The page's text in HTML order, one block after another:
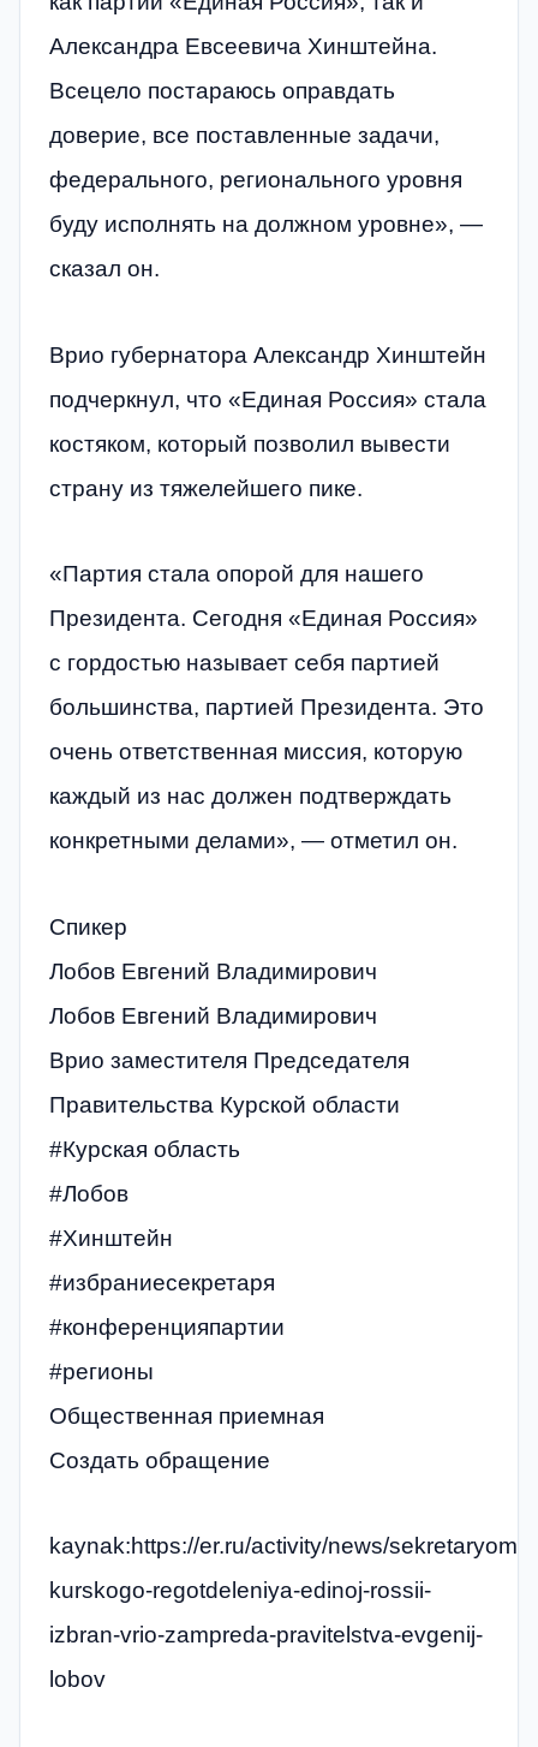
Александра Евсеевича Хинштейна.
Всецело постараюсь оправдать
доверие, все поставленные задачи,
федерального, регионального уровня
буду исполнять на должном уровне», —
сказал он.
Врио губернатора Александр Хинштейн
подчеркнул, что «Единая Россия» стала
костяком, который позволил вывести
страну из тяжелейшего пике.
«Партия стала опорой для нашего
Президента. Сегодня «Единая Россия»
с гордостью называет себя партией
большинства, партией Президента. Это
очень ответственная миссия, которую
каждый из нас должен подтверждать
конкретными делами», — отметил он.
Спикер
Лобов Евгений Владимирович
Лобов Евгений Владимирович
Врио заместителя Председателя
Правительства Курской области
#Курская область
#Лобов
#Хинштейн
#избраниесекретаря
#конференцияпартии
#регионы
Общественная приемная
Создать обращение
kaynak:https://er.ru/activity/news/sekretaryom-
kurskogo-regotdeleniya-edinoj-rossii-
izbran-vrio-zampreda-pravitelstva-evgenij-
lobov